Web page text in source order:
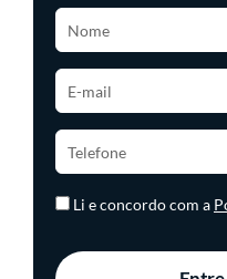
Li e concordo com a